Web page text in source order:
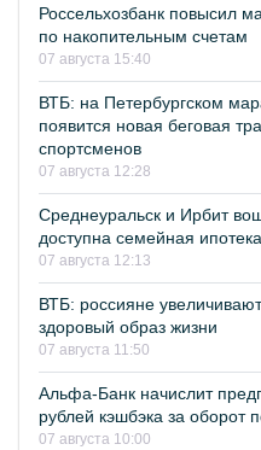
Россельхозбанк повысил
по накопительным счетам
07 августа 15:40
ВТБ: на Петербургском
появится новая беговая
спортсменов
07 августа 12:28
Среднеуральск и Ирбит
доступна семейная
07 августа 12:13
ВТБ: россияне
здоровый образ жизни
07 августа 11:50
Альфа-Банк начислит
рублей кэшбэка за оборот
07 августа 10:00